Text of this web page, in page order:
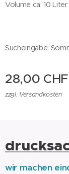
Volume ca. 10 Liter
Sucheingabe:
28,00 CHF
zzgl. Versandkosten
wir machen